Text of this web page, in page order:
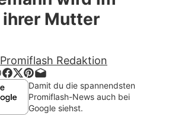
auf Promiflash
runterladen
Team
Richtlinien
Mutter
Promiflash Redaktion
Damit du die spannendsten
Promiflash-News auch bei
Google siehst.